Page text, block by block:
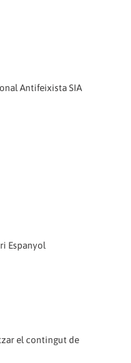
Antifeixista SIA
Espanyol
el contingut de